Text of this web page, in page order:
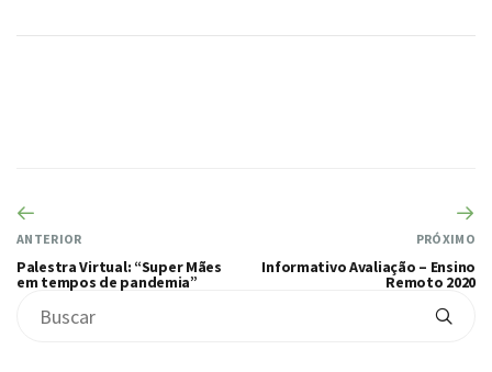
ANTERIOR
Palestra Virtual: “Super Mães
em tempos de pandemia”
PRÓXIMO
Informativo Avaliação – Ensino
Remoto 2020